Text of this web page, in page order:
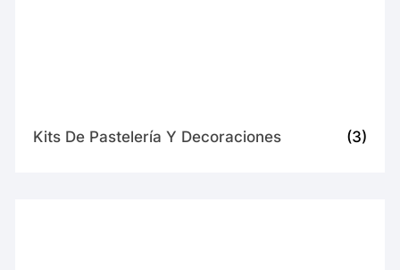
Kits De Pastelería Y Decoraciones (3)